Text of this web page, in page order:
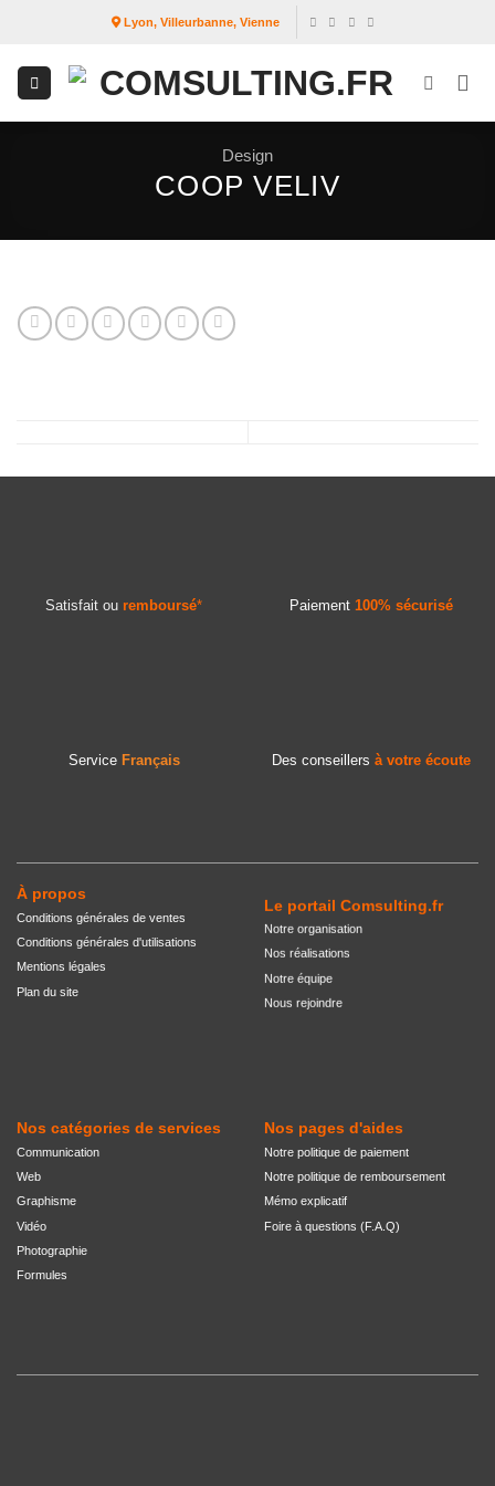
Lyon, Villeurbanne, Vienne
Design
COOP VELIV
Satisfait ou remboursé* Paiement 100% sécurisé
Service Français Des conseillers à votre écoute
À propos
Conditions générales de ventes
Conditions générales d'utilisations
Mentions légales
Plan du site
Le portail Comsulting.fr
Notre organisation
Nos réalisations
Notre équipe
Nous rejoindre
Nos catégories de services
Communication
Web
Graphisme
Vidéo
Photographie
Formules
Nos pages d'aides
Notre politique de paiement
Notre politique de remboursement
Mémo explicatif
Foire à questions (F.A.Q)